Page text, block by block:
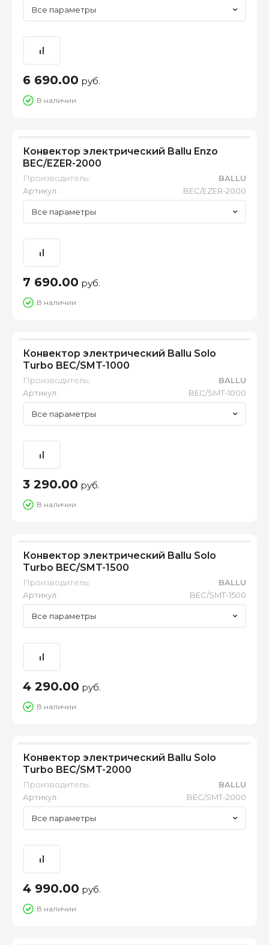
Все параметры
6 690.00 руб.
В наличии
Конвектор электрический Ballu Enzo
BEC/EZER-2000
Производитель:
BALLU
Артикул:
BEC/EZER-2000
Все параметры
7 690.00 руб.
В наличии
Конвектор электрический Ballu Solo
Turbo BEC/SMT-1000
Производитель:
BALLU
Артикул:
BEC/SMT-1000
Все параметры
3 290.00 руб.
В наличии
Конвектор электрический Ballu Solo
Turbo BEC/SMT-1500
Производитель:
BALLU
Артикул:
BEC/SMT-1500
Все параметры
4 290.00 руб.
В наличии
Конвектор электрический Ballu Solo
Turbo BEC/SMT-2000
Производитель:
BALLU
Артикул:
BEC/SMT-2000
Все параметры
4 990.00 руб.
В наличии